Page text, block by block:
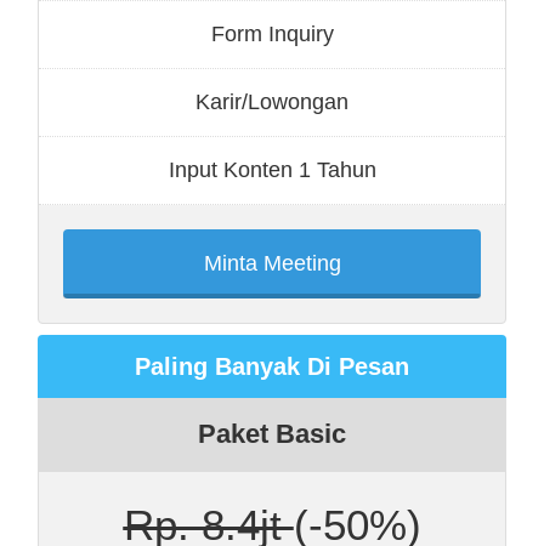
Form Inquiry
Karir/Lowongan
Input Konten 1 Tahun
Minta Meeting
Paling Banyak Di Pesan
Paket Basic
Rp. 8.4jt(-50%)